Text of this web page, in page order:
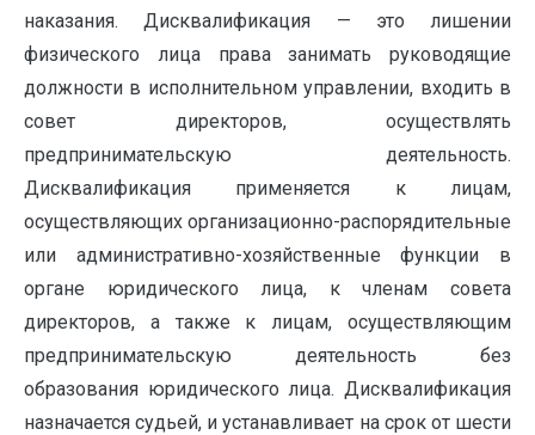
наказания. Дисквалификация — это лишении
физического лица права занимать руководящие
должности в исполнительном управлении, входить в
совет директоров, осуществлять
предпринимательскую деятельность.
Дисквалификация применяется к лицам,
осуществляющих организационно-распорядительные
или административно-хозяйственные функции в
органе юридического лица, к членам совета
директоров, а также к лицам, осуществляющим
предпринимательскую деятельность без
образования юридического лица. Дисквалификация
назначается судьей, и устанавливает на срок от шести